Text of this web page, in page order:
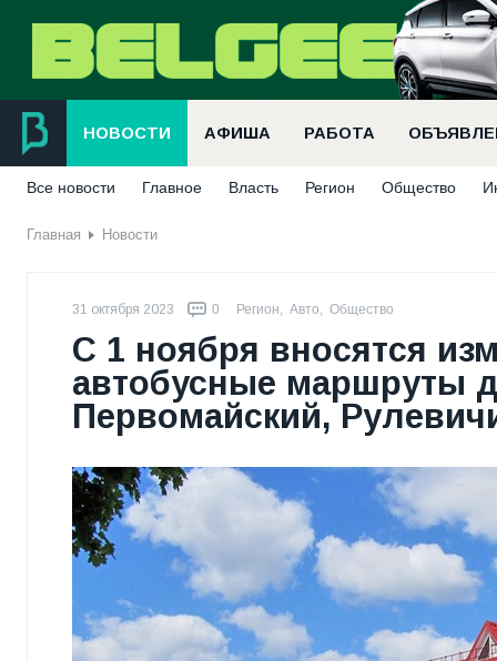
НОВОСТИ АФИША РАБОТА
Все новости Главное Власть Регион Общество
Главная Новости
31 октября 2023 0 Регион, Авто, Общество
С 1 ноября вносятся
автобусные маршруты
Первомайский,